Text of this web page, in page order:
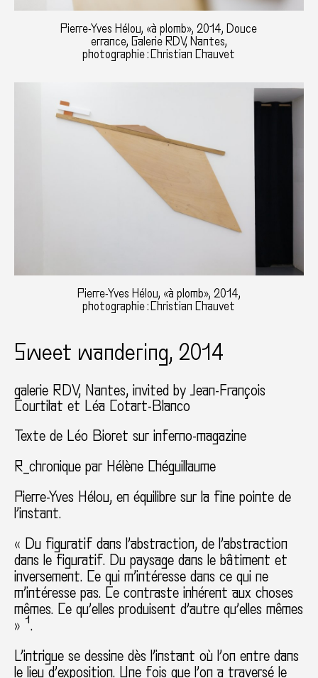
Pierre-Yves Hélou, «à plomb», 2014, Douce
errance, Galerie RDV, Nantes,
photographie : Christian Chauvet
Pierre-Yves Hélou, «à plomb», 2014,
photographie : Christian Chauvet
Sweet wandering, 2014
galerie RDV Nantes invited by Jean-François
Courtilat et Léa Cotart-Blanco
Texte de Léo Bioret sur inferno-magazine
R_chronique par Hélène Chéguillaume
Pierre-Yves Hélou, en équilibre sur la fine pointe de
l’instant.
« Du figuratif dans l’abstraction, de l’abstraction
dans le figuratif. Du paysage dans le bâtiment et
inversement. Ce qui m’intéresse dans ce qui ne
m’intéresse pas. Ce contraste inhérent aux choses
mêmes. Ce qu’elles produisent d’autre qu’elles mêmes
» ¹.
L’intrigue se dessine dès l’instant où l’on entre dans
le lieu d’exposition. Une fois que l’on a traversé le